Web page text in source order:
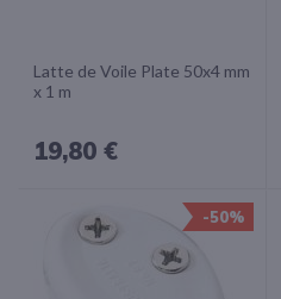
Latte de Voile Plate 50x4 mm
x 1 m
19,80 €
-50%